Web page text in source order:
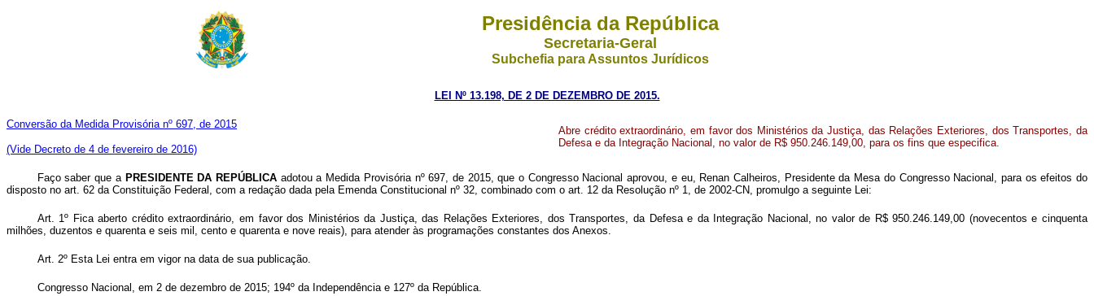
Presidência da República
Secretaria-Geral
Subchefia para Assuntos Jurídicos
LEI Nº 13.198, DE 2 DE DEZEMBRO DE 2015.
Conversão da Medida Provisória nº 697, de 2015
(Vide Decreto de 4 de fevereiro de 2016)
Abre crédito extraordinário, em favor dos Ministérios da Justiça, das Relações Exteriores, dos Transportes, da
Defesa e da Integração Nacional, no valor de R$ 950.246.149,00, para os fins que especifica.
Faço saber que a PRESIDENTE DA REPÚBLICA adotou a Medida Provisória nº 697, de 2015, que o Congresso Nacional aprovou, e eu, Renan Calheiros, Presidente da Mesa do Congresso Nacional, para os efeitos do
disposto no art. 62 da Constituição Federal, com a redação dada pela Emenda Constitucional nº 32, combinado com o art. 12 da Resolução nº 1, de 2002-CN, promulgo a seguinte Lei:
Art. 1º Fica aberto crédito extraordinário, em favor dos Ministérios da Justiça, das Relações Exteriores, dos Transportes, da Defesa e da Integração Nacional, no valor de R$ 950.246.149,00 (novecentos e cinquenta
milhões, duzentos e quarenta e seis mil, cento e quarenta e nove reais), para atender às programações constantes dos Anexos.
Art. 2º Esta Lei entra em vigor na data de sua publicação.
Congresso Nacional, em 2 de dezembro de 2015; 194º da Independência e 127º da República.